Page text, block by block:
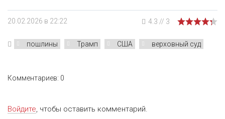
20.02.2026 в 22:22 4.3 // 3
пошлины Трамп США верховный суд
Комментариев: 0
Войдите, чтобы оставить комментарий.